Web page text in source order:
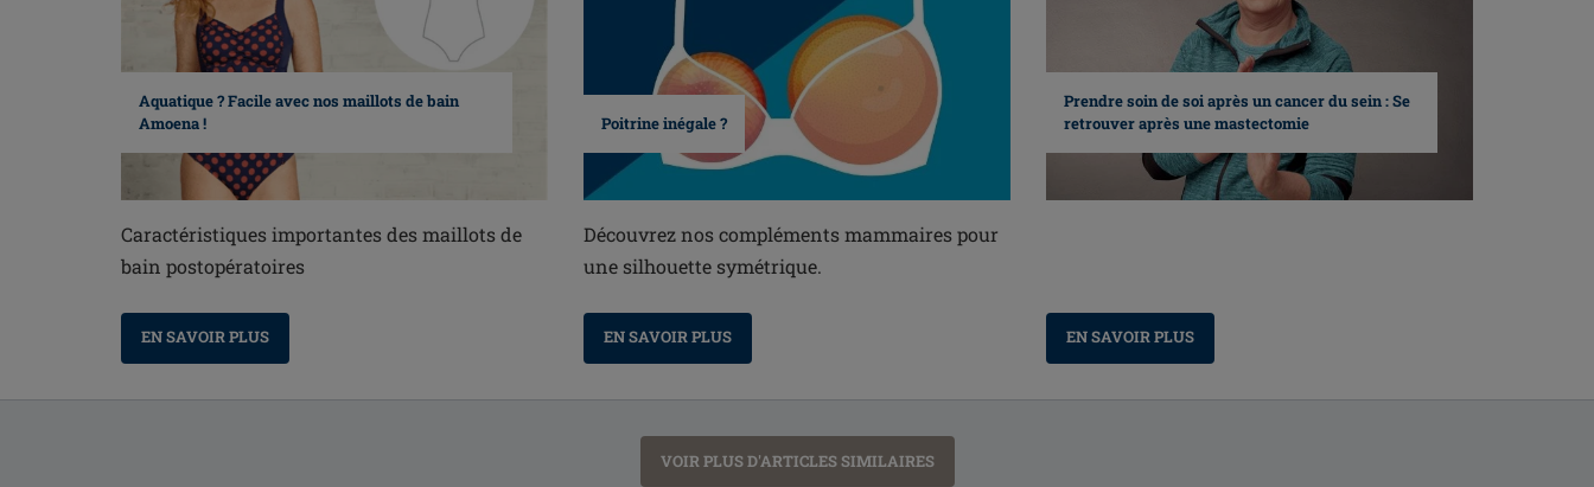
Aquatique ? Facile avec nos maillots de bain
Amoena !
Caractéristiques importantes des maillots de
bain postopératoires
EN SAVOIR PLUS
Poitrine inégale ?
Découvrez nos compléments mammaires pour
une silhouette symétrique.
EN SAVOIR PLUS
Prendre soin de soi après un cancer du sein : Se
retrouver après une mastectomie
EN SAVOIR PLUS
VOIR PLUS D'ARTICLES SIMILAIRES